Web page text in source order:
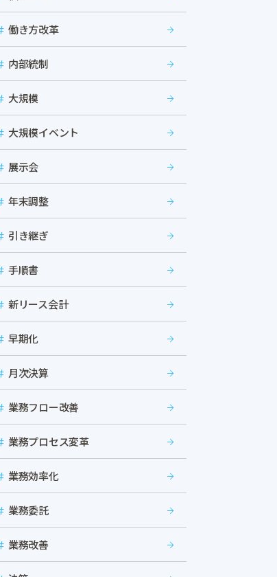
働き方改革
内部統制
大規模
大規模イベント
展示会
年末調整
引き継ぎ
手順書
新リース会計
早期化
月次決算
業務フロー改善
業務プロセス変革
業務効率化
業務委託
業務改善